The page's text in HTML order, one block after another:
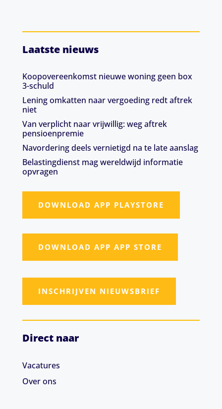
Laatste nieuws
Koopovereenkomst nieuwe woning geen box
3-schuld
Lening omkatten naar vergoeding redt aftrek
niet
Van verplicht naar vrijwillig: weg aftrek
pensioenpremie
Navordering deels vernietigd na te late aanslag
Belastingdienst mag wereldwijd informatie
opvragen
DOWNLOAD APP PLAYSTORE
DOWNLOAD APP APP STORE
INSCHRIJVEN NIEUWSBRIEF
Direct naar
Vacatures
Over ons